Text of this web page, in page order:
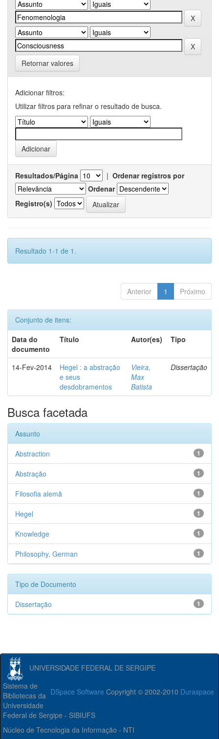
Retornar valores
Adicionar filtros:
Utilizar filtros para refinar o resultado de busca.
Resultados/Página | Ordenar registros por
Ordenar
Registro(s)
Resultado 1-1 de 1.
Anterior 1 Próximo
Conjunto de itens:
Data do
documento
Título Autor(es) Tipo
14-Fev-2014
Hegel : a abstração
e seus
desdobramentos
Vieira,
Max
Batista
Dissertação
Busca facetada
Assunto
1
Abstraction
1
Abstração
1
Filosofia alemã
1
Hegel
1
Knowledge
1
Philosophy, German
Tipo de Documento
1
Dissertação
UNIVERSIDADE FEDERAL DE SERGIPE
DSpace Software Copyright © 2002-2010 Duraspace
Sistema de
Bibliotecas da
Universidade
Federal de Sergipe - SIBIUFS
Núcleo de Tecnologia da Informação - NTI